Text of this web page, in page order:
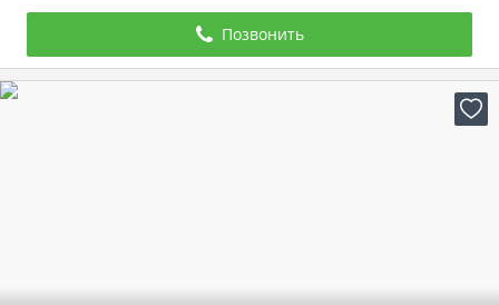
Позвонить